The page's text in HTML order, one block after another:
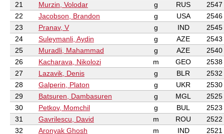
21
Murzin, Volodar g RUS
2547
22
Jacobson, Brandon g USA
2546
23
Pranav, V g IND
2545
24
Suleymanli, Aydin g AZE
2543
25
Muradli, Mahammad g AZE
2540
26
Kacharava, Nikolozi m GEO
2538
27
Lazavik, Denis g BLR
2532
28
Galperin, Platon g UKR
2530
29
Batsuren, Dambasuren g MGL
2525
30
Petkov, Momchil g BUL
2523
31
Gavrilescu, David m ROU
2522
32
Aronyak Ghosh m IND 2521